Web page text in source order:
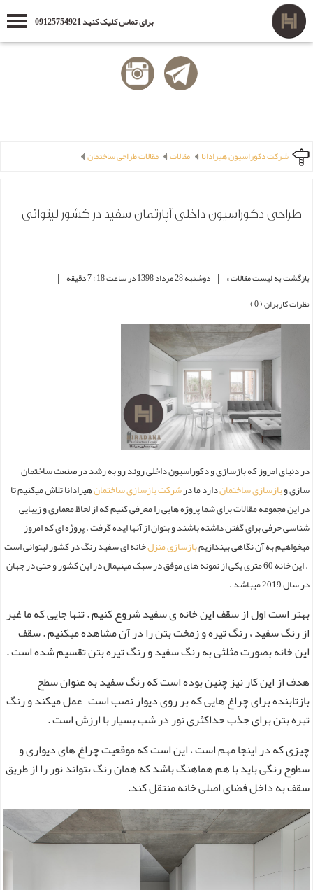
برای تماس کلیک کنید 09125754921
شرکت دکوراسیون هیرادانا مقالات مقالات طراحی ساختمان
طراحی دکوراسیون داخلی آپارتمان سفید در کشور لیتوانی
بازگشت به لیست مقالات » | دوشنبه 28 مرداد 1398 در ساعت 18 : 7 دقیقه |
نظرات کاربران ( 0 )
در دنیای امروز که بازسازی و دکوراسیون داخلی روند رو به رشد در صنعت ساختمان
سازی وبازسازی ساختماندارد ما درشرکت بازسازی ساختمانهیرادانا تلاش میکنیم تا
در این مجموعه مقالات برای شما پروژه هایی را معرفی کنیم که از لحاظ معماری و زیبایی
شناسی حرفی برای گفتن داشته باشند و بتوان از آنها ایده گرفت . پروژه ای که امروز
میخواهیم به آن نگاهی بیندازیمبازسازی منزلخانه ای سفید رنگ در کشور لیتوانی است
. این خانه 60 متری یکی از نمونه های موفق در سبک مینیمال در این کشور و حتی در جهان
در سال 2019 میباشد .
بهتر است اول از سقف این خانه ی سفید شروع کنیم . تنها جایی که ما غیر
از رنگ سفید ، رنگ تیره و زمخت بتن را در آن مشاهده میکنیم . سقف
این خانه بصورت مثلثی به رنگ سفید و رنگ تیره بتن تقسیم شده است .
هدف از این کار نیز چنین بوده است که رنگ سفید به عنوان سطح
بازتابنده برای چراغ هایی که بر روی دیوار نصب است , عمل میکند و رنگ
تیره بتن برای جذب حداکثری نور در شب بسیار با ارزش است .
چیزی که در اینجا مهم است ، این است که موقعیت چراغ های دیواری و
سطوح رنگی باید با هم هماهنگ باشد که همان رنگ بتواند نور را از طریق
سقف به داخل فضای اصلی خانه منتقل کند.